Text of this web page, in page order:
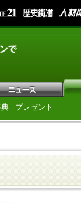
典 プレゼント